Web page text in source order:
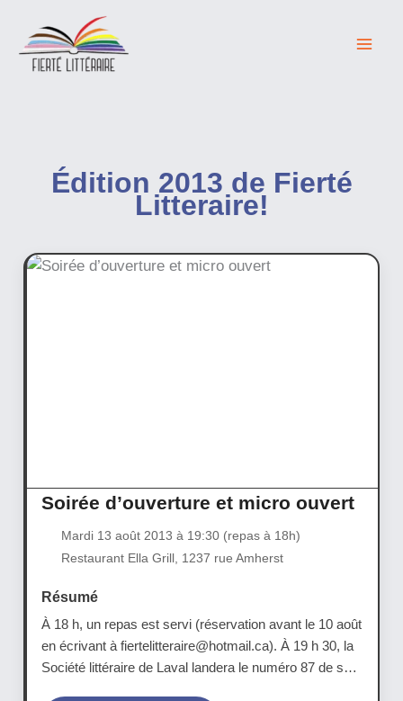
contenu
Édition 2013 de Fierté
Litteraire!
Soirée d’ouverture et micro ouvert
Mardi 13 août 2013 à 19:30 (repas à 18h)
Restaurant Ella Grill, 1237 rue Amherst
Résumé
À 18 h, un repas est servi (réservation avant le 10 août
en écrivant à fiertelitteraire@hotmail.ca). À 19 h 30, la
Société littéraire de Laval landera le numéro 87 de sa